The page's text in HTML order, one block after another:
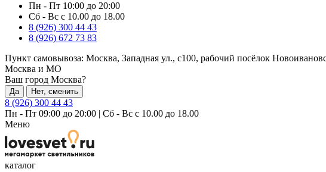
Пн - Пт 10:00 до 20:00
Сб - Вс с 10.00 до 18.00
8 (926) 300 44 43
8 (926) 672 73 83
Пункт самовывоза: Москва, Западная ул., с100, рабочий посёлок
Москва и МО
Ваш город Москва?
Да Нет, сменить
8 (926) 300 44 43
Пн - Пт 09:00 до 20:00 | Сб - Вс с 10.00 до 18.00
Меню
каталог